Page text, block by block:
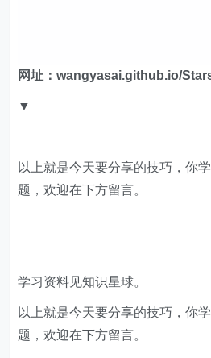
网址：wangyasai.github.io/
▼
以上就是今天要分享的技巧，你
题，欢迎在下方留言。
学习资料见知识星球。
以上就是今天要分享的技巧，你
题，欢迎在下方留言。